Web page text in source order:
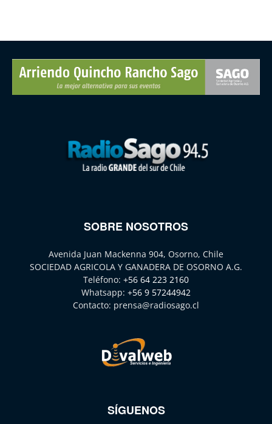
SOBRE NOSOTROS
Avenida Juan Mackenna 904, Osorno, Chile
SOCIEDAD AGRICOLA Y GANADERA DE OSORNO A.G.
Teléfono: +56 64 223 2160
Whatsapp: +56 9 57244942
Contacto: prensa@radiosago.cl
SÍGUENOS